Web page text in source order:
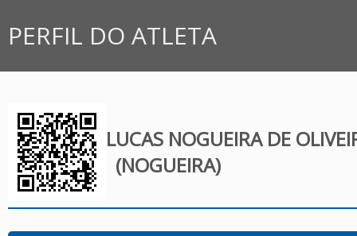
PERFIL DO ATLETA
LUCAS NOGUEIRA DE
(NOGUEIRA)